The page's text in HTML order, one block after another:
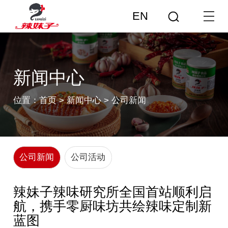
EN
新闻中心
位置：首页>新闻中心> 公司新闻
公司新闻 公司活动
辣妹子辣味研究所全国首站顺利启
航，携手零厨味坊共绘辣味定制新
蓝图